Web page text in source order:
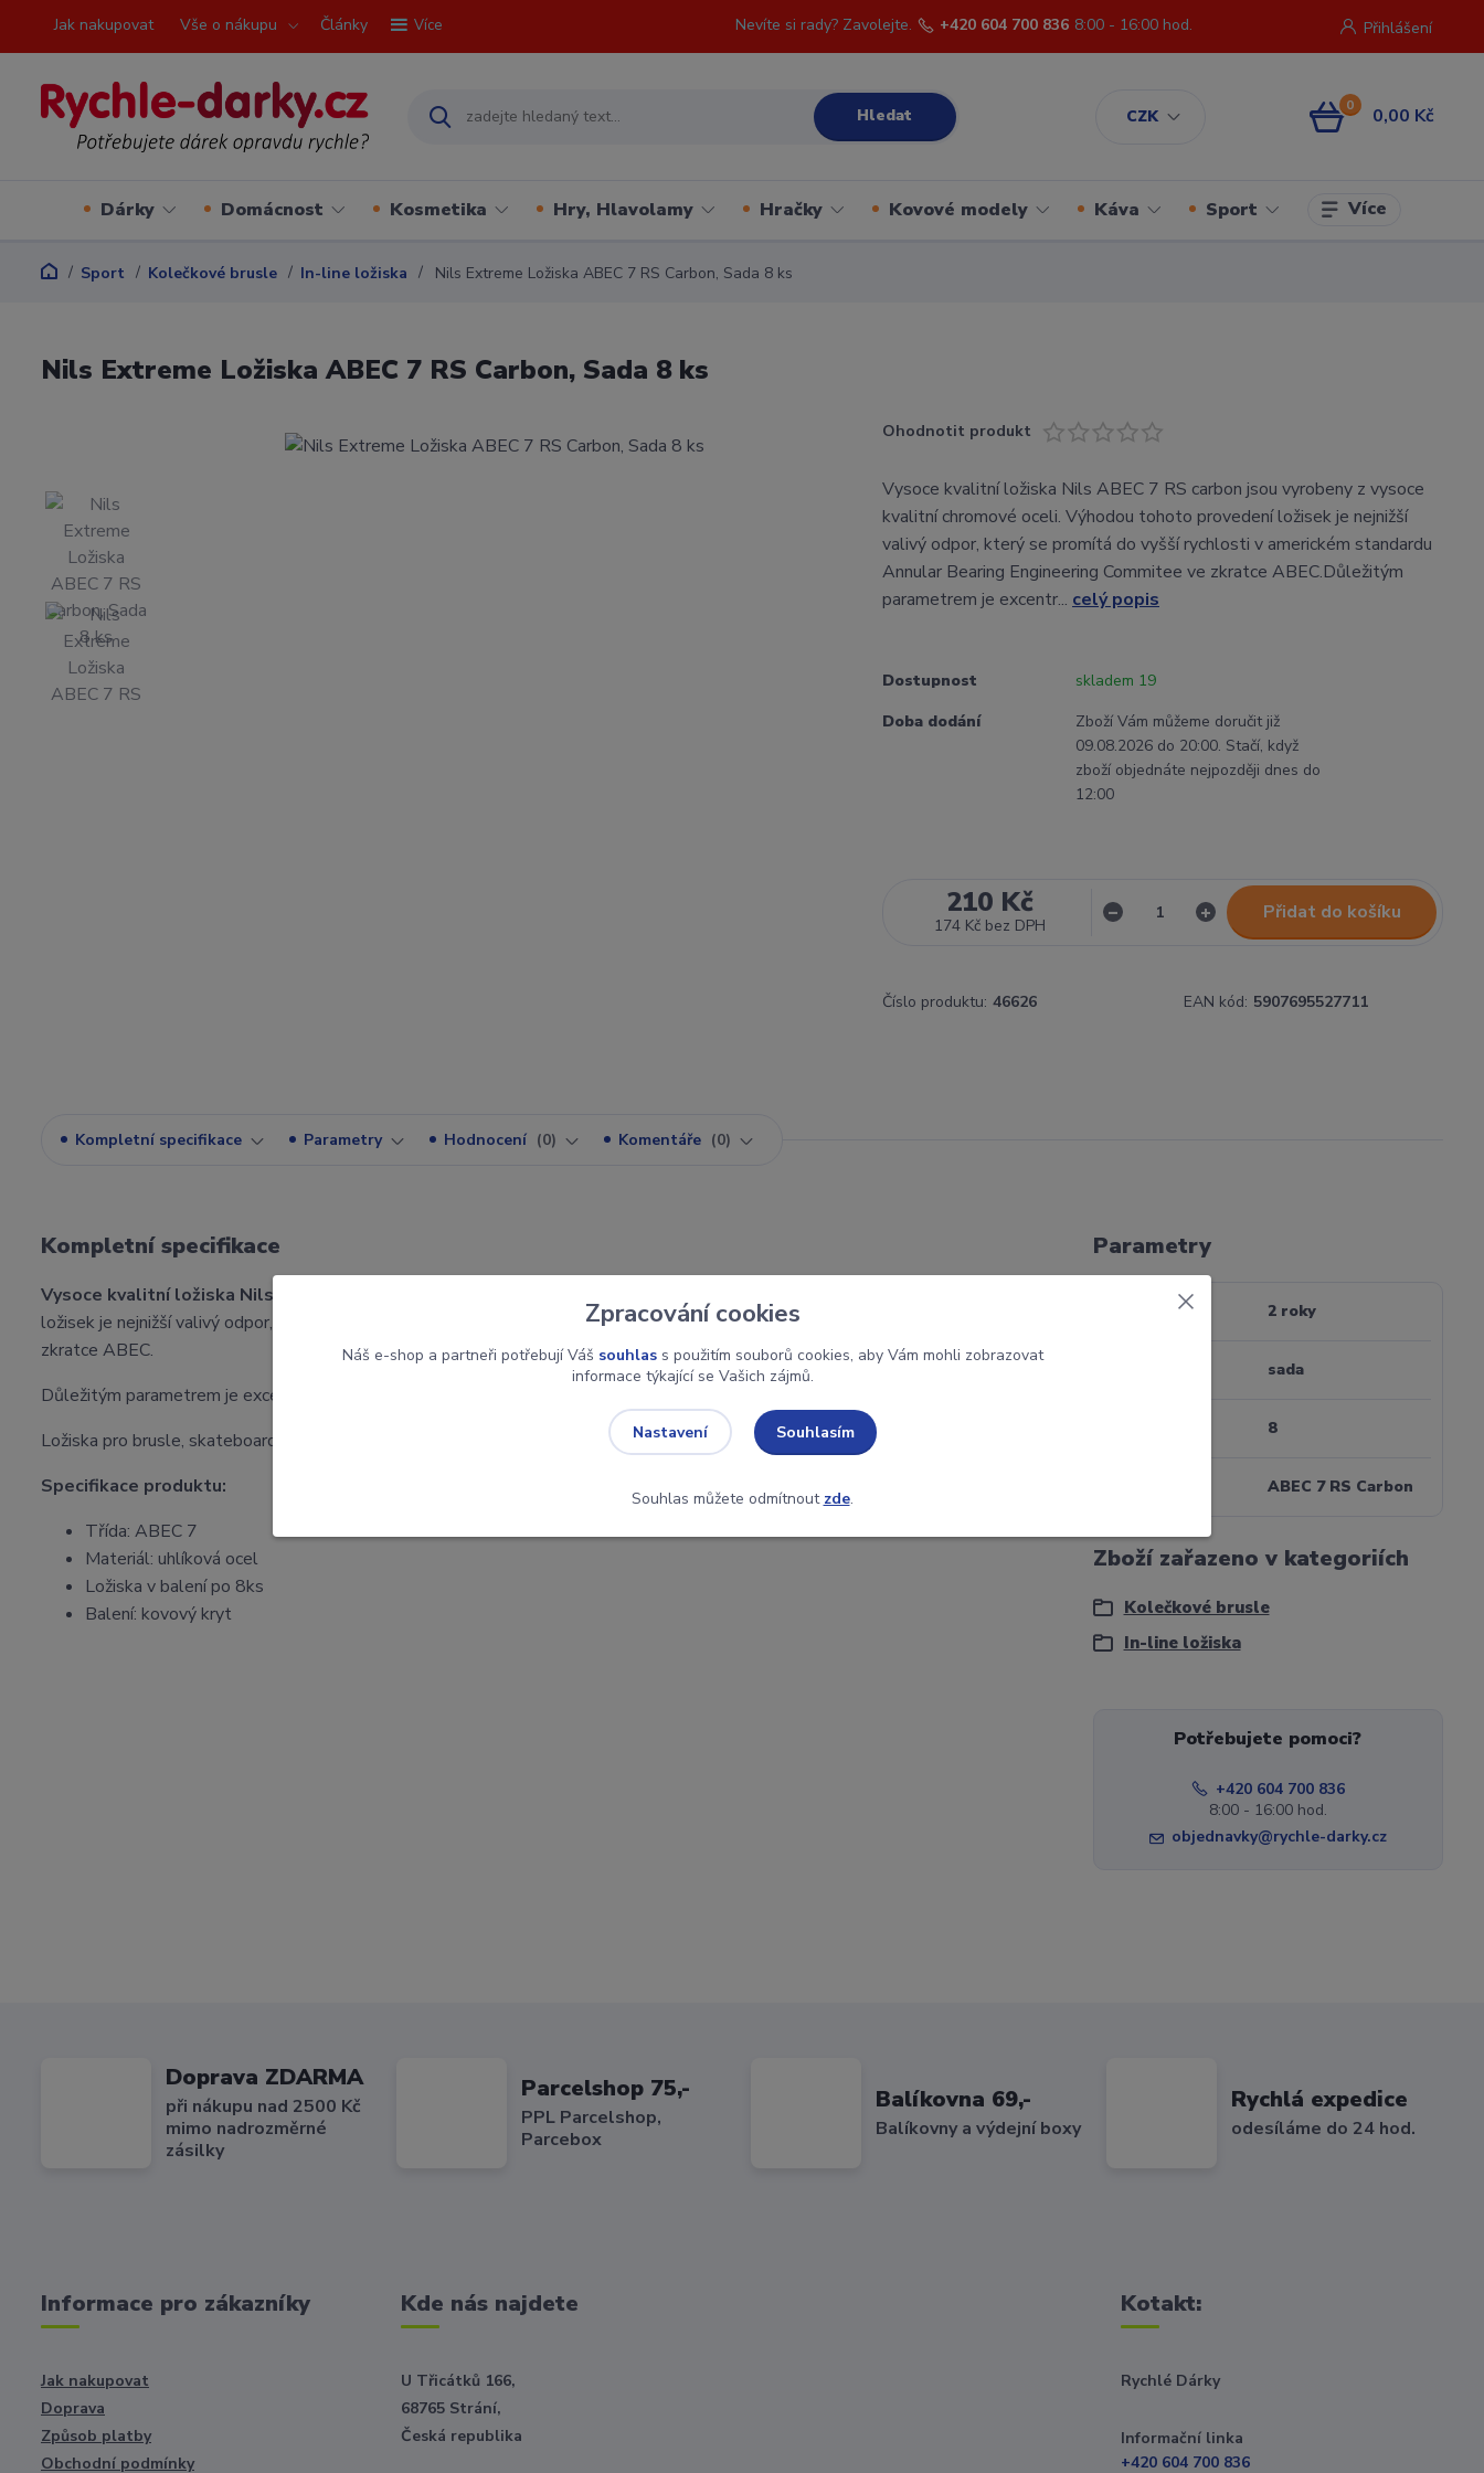
Jak nakupovat Vše o nákupu Články Více
CZK
Přihlášení
Hledat
Nevíte si rady? Zavolejte. +420 604 700 836 8:00 - 16:00 hod.
0 0,00 Kč
Dárky Domácnost Kosmetika Hry, Hlavolamy Hračky Kovové modely Káva Sport Více
Sport Kolečkové brusle In-line ložiska Nils Extreme Ložiska ABEC 7 RS Carbon, Sada 8 ks
Nils Extreme Ložiska ABEC 7 RS Carbon, Sada 8 ks
Ohodnotit produkt
Vysoce kvalitní ložiska Nils ABEC 7 RS carbon jsou vyrobeny z vysoce
kvalitní chromové oceli. Výhodou tohoto provedení ložisek je nejnižší
valivý odpor, který se promítá do vyšší rychlosti v americkém standardu
Annular Bearing Engineering Commitee ve zkratce ABEC.Důležitým
parametrem je excentr... celý popis
Dostupnost
skladem 19
Doba dodání
Zboží Vám můžeme doručit již
09.08.2026 do 20:00. Stačí, když
zboží objednáte nejpozději dnes do
12:00
210 Kč
174 Kč bez DPH
Přidat do košíku
Číslo produktu: 46626 EAN kód: 5907695527711
Kompletní specifikace Parametry Hodnocení 0 Komentáře 0
Kompletní specifikace
Vysoce kvalitní ložiska Nils ABEC 7 RS carbon
ložisek je nejnižší valivý odpor, který se promítá do vyšší rychlosti v americkém standardu Annular Bearing Engineering Commitee ve
zkratce ABEC.
Důležitým parametrem je excentricita ložiska nebo kruhovitost 0,0025 mm.
Ložiska pro brusle, skateboardy a koloběžky.
Specifikace produktu:
Třída: ABEC 7
Materiál: uhlíková ocel
Ložiska v balení po 8ks
Balení: kovový kryt
Parametry
2 roky
sada
8
ABEC 7 RS Carbon
Zboží zařazeno v kategoriích
Kolečkové brusle
In-line ložiska
Potřebujete pomoci?
+420 604 700 836
8:00 - 16:00 hod.
objednavky@rychle-darky.cz
Doprava ZDARMA
při nákupu nad 2500 Kč
mimo nadrozměrné
zásilky
Parcelshop 75,-
PPL Parcelshop,
Parcebox
Balíkovna 69,-
Balíkovny a výdejní boxy
Rychlá expedice
odesíláme do 24 hod.
Informace pro zákazníky
Jak nakupovat
Doprava
Způsob platby
Obchodní podmínky
Kde nás najdete
U Třicátků 166,
68765 Strání,
Česká republika
Kotakt:
Rychlé Dárky
Informační linka
+420 604 700 836
Zpracování cookies
Náš e-shop a partneři potřebují Váš souhlass použitím souborů cookies, aby Vám mohli zobrazovat
informace týkající se Vašich zájmů.
Nastavení Souhlasím
Souhlas můžete odmítnout zde.